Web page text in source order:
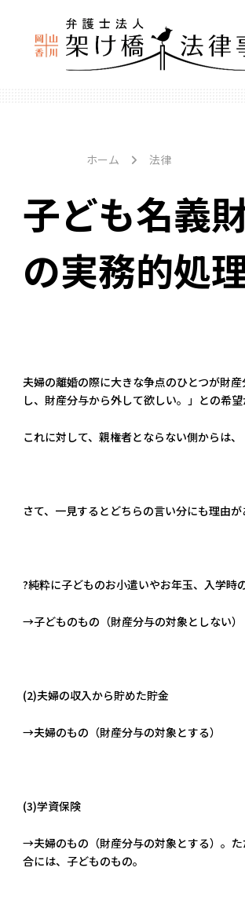
ホーム 法律
子ども名義
の実務的処
夫婦の離婚の際に大きな争点のひとつが財
し、財産分与から外して欲しい。」との希
これに対して、親権者とならない側からは
さて、一見するとどちらの言い分にも理由
?純粋に子どものお小遣いやお年玉、入学時
→子どものもの（財産分与の対象としない）
(2)夫婦の収入から貯めた貯金
→夫婦のもの（財産分与の対象とする）
(3)学資保険
→夫婦のもの（財産分与の対象とする）。
合には、子どものもの。